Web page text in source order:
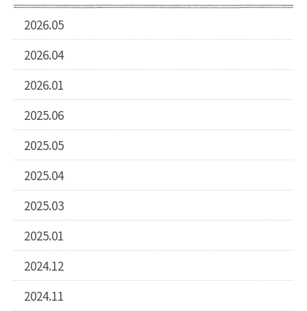
2026.05
2026.04
2026.01
2025.06
2025.05
2025.04
2025.03
2025.01
2024.12
2024.11